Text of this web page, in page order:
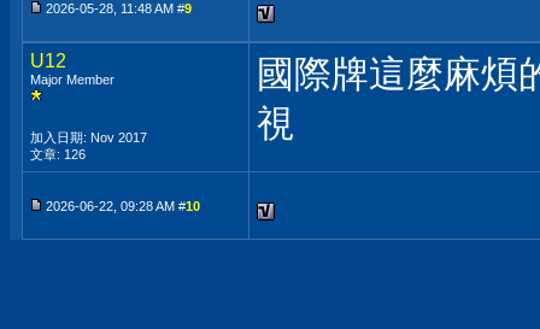
2026-05-28, 11:48 AM #9
U12
Major Member
加入日期: Nov 2017
文章: 126
國際牌這麼麻煩
視
2026-06-22, 09:28 AM #10